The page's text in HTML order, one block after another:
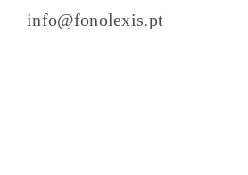
info@fonolexis.pt